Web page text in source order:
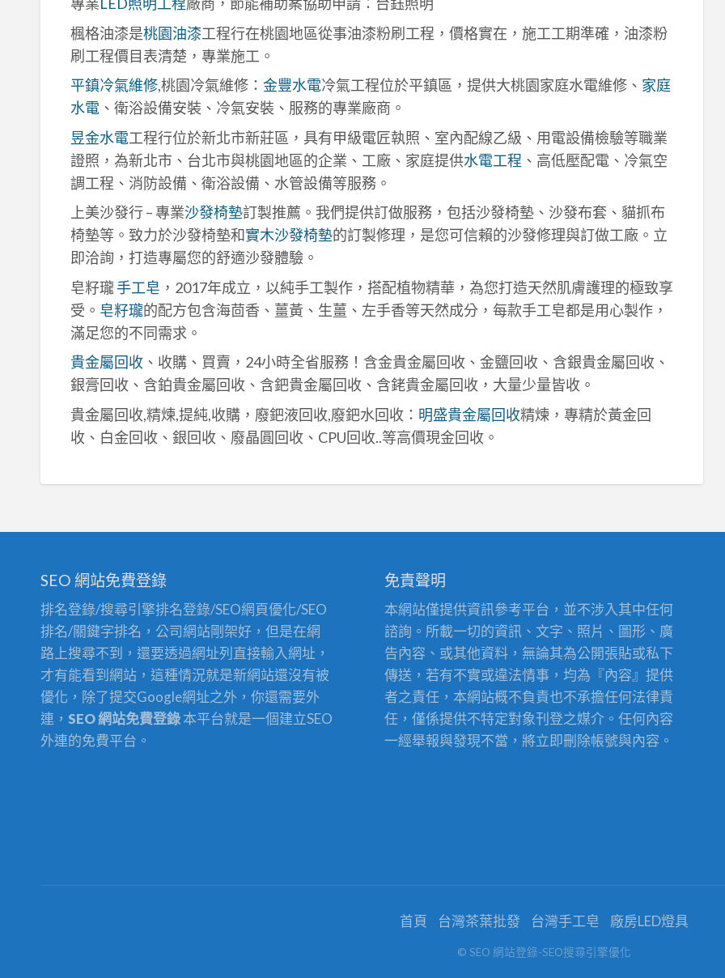
楓格油漆是桃園油漆工程行在桃園地區從事油漆粉刷工程，價格實在，施工工期準確，油漆粉
刷工程價目表清楚，專業施工。
平鎮冷氣維修,桃園冷氣維修： 金豐水電冷氣工程位於平鎮區，提供大桃園家庭水電維修、 家庭
水電、衛浴設備安裝、冷氣安裝、服務的專業廠商。
昱金水電工程行位於新北市新莊區，具有甲級電匠執照、室內配線乙級、用電設備檢驗等職業
證照，為新北市、台北市與桃園地區的企業、工廠、家庭提供水電工程 、高低壓配電、冷氣空
調工程、消防設備、衛浴設備、水管設備等服務。
上美沙發行 – 專業沙發椅墊訂製推薦。我們提供訂做服務，包括沙發椅墊、沙發布套、貓抓布
椅墊等。致力於沙發椅墊和實木沙發椅墊的訂製修理，是您可信賴的沙發修理與訂做工廠。立
即洽詢，打造專屬您的舒適沙發體驗。
皂籽瓏手工皂 ，2017年成立，以純手工製作，搭配植物精華，為您打造天然肌膚護理的極致享
受。 皂籽瓏的配方包含海茴香、薑黃、生薑、左手香等天然成分，每款手工皂都是用心製作，
滿足您的不同需求。
貴金屬回收、收購、買賣，24小時全省服務！含金貴金屬回收、金鹽回收、含銀貴金屬回收、
銀膏回收、含鉑貴金屬回收、含鈀貴金屬回收、含銠貴金屬回收，大量少量皆收。
貴金屬回收,精煉,提純,收購，廢鈀液回收,廢鈀水回收： 明盛貴金屬回收精煉，專精於黃金回
收、白金回收、銀回收、廢晶圓回收、CPU回收..等高價現金回收。
SEO 網站免費登錄
排名登錄/搜尋引擎排名登錄/SEO網頁優化/SEO
排名/關鍵字排名，公司網站剛架好，但是在網
路上搜尋不到，還要透過網址列直接輸入網址，
才有能看到網站，這種情況就是新網站還沒有被
優化，除了提交Google網址之外，你還需要外
連，SEO 網站免費登錄本平台就是一個建立SEO
外連的免費平台。
免責聲明
本網站僅提供資訊參考平台，並不涉入其中任何
諮詢。所載一切的資訊、文字、照片、圖形、廣
告內容、或其他資料，無論其為公開張貼或私下
傳送，若有不實或違法情事，均為『內容』提供
者之責任，本網站概不負責也不承擔任何法律責
任，僅係提供不特定對象刊登之媒介。任何內容
一經舉報與發現不當，將立即刪除帳號與內容。
首頁 台灣茶葉批發 台灣手工皂 廠房LED燈具
© SEO 網站登錄-SEO搜尋引擎優化